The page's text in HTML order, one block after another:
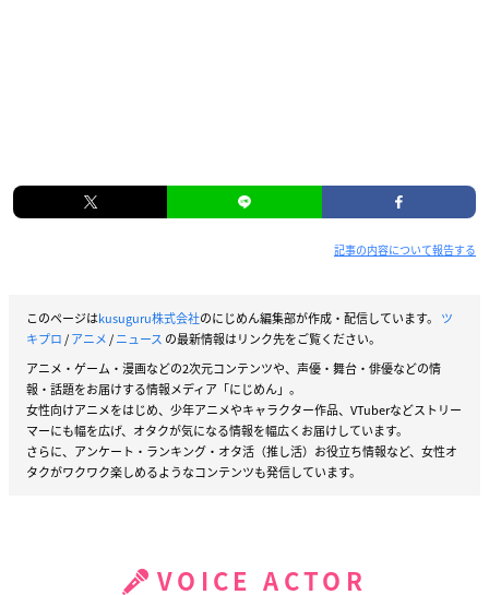
記事の内容について報告する
このページはkusuguru株式会社のにじめん編集部が作成・配信しています。 ツ
キプロ/アニメ/ニュース の最新情報はリンク先をご覧ください。
アニメ・ゲーム・漫画などの2次元コンテンツや、声優・舞台・俳優などの情
報・話題をお届けする情報メディア「にじめん」。
女性向けアニメをはじめ、少年アニメやキャラクター作品、VTuberなどストリー
マーにも幅を広げ、オタクが気になる情報を幅広くお届けしています。
さらに、アンケート・ランキング・オタ活（推し活）お役立ち情報など、女性オ
タクがワクワク楽しめるようなコンテンツも発信しています。
VOICE ACTOR